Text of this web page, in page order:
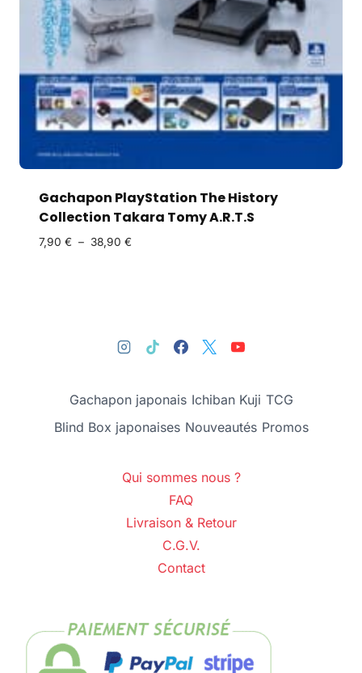
Gachapon PlayStation The History
Collection Takara Tomy A.R.T.S
7,90 € – 38,90 €
Gachapon japonais Ichiban Kuji TCG
Blind Box japonaises Nouveautés Promos
Qui sommes nous ?
FAQ
Livraison & Retour
C.G.V.
Contact